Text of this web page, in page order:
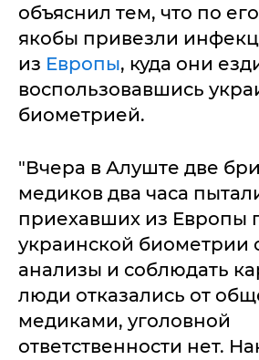
объяснил тем, что по
якобы привезли
из Европы, куда они
воспользовавшись
биометрией.
"Вчера в Алуште две
медиков два часа
приехавших из Европы
украинской биометрии
анализы и соблюдать
люди отказались от
медиками, уголовной
ответственности нет.